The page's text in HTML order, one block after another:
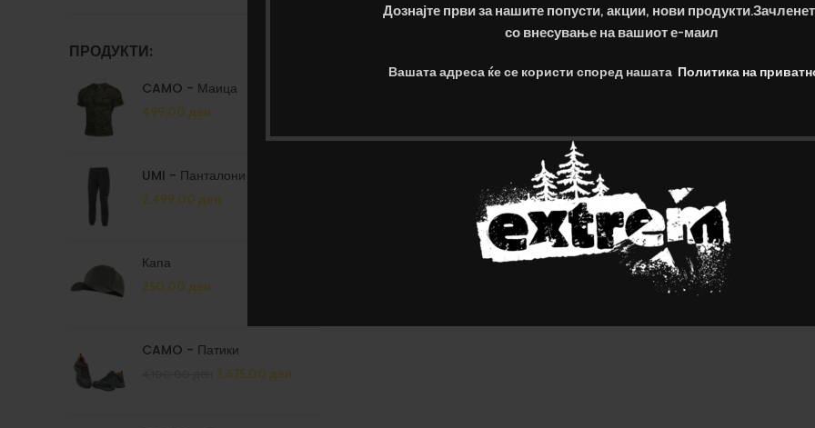
Дознајте први за нашите попусти, акции, нови
со внесување на вашиот е-маил
Вашата адреса ќе се користи според нашата Политика на
ПРОДУКТИ:
CAMO - Маица
499.00 ден
UMI - Панталони женски
2,499.00 ден
Капа
350.00 ден
CAMO - Патики
3,675.00 ден